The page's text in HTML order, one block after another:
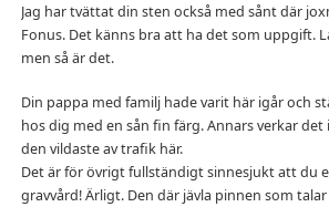
Jag har tvättat din sten också med sånt där
Fonus. Det känns bra att ha det som uppgift.
men så är det.
Din pappa med familj hade varit här igår och
hos dig med en sån fin färg. Annars verkar
den vildaste av trafik här.
Det är för övrigt fullständigt sinnesjukt att du
gravvård! Ärligt. Den där jävla pinnen som